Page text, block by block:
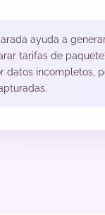
ayuda a
tarifas de
datos incompletos,